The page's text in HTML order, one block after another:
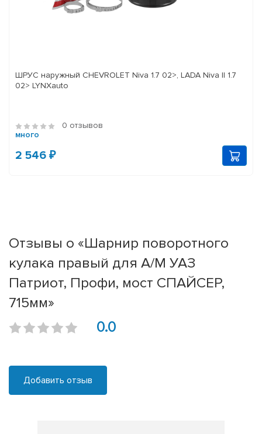
ШРУС наружный CHEVROLET Niva 1.7 02>, LADA Niva II 1.7
02> LYNXauto
0 отзывов
много
2 546 ₽
Отзывы о «Шарнир поворотного
кулака правый для А/М УАЗ
Патриот, Профи, мост СПАЙСЕР,
715мм»
0.0
Добавить отзыв